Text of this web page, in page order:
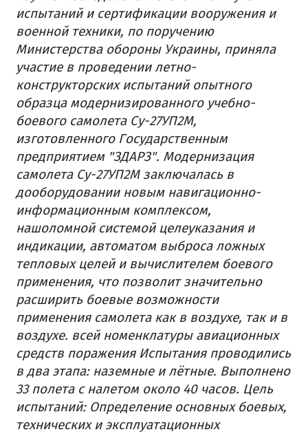
испытаний и сертификации вооружения и
военной техники, по поручению
Министерства обороны Украины, приняла
участие в проведении летно-
конструкторских испытаний опытного
образца модернизированного учебно-
боевого самолета Су-27УП2М,
изготовленного Государственным
предприятием "ЗДАРЗ". Модернизация
самолета Су-27УП2М заключалась в
дооборудовании новым навигационно-
информационным комплексом,
нашоломной системой целеуказания и
индикации, автоматом выброса ложных
тепловых целей и вычислителем боевого
применения, что позволит значительно
расширить боевые возможности
применения самолета как в воздухе, так и в
воздухе. всей номенклатуры авиационных
средств пораженияИспытания проводились
в два этапа: наземные и лётные. Выполнено
33 полета с налетом около 40 часов. Цель
испытаний: Определение основных боевых,
технических и эксплуатационных